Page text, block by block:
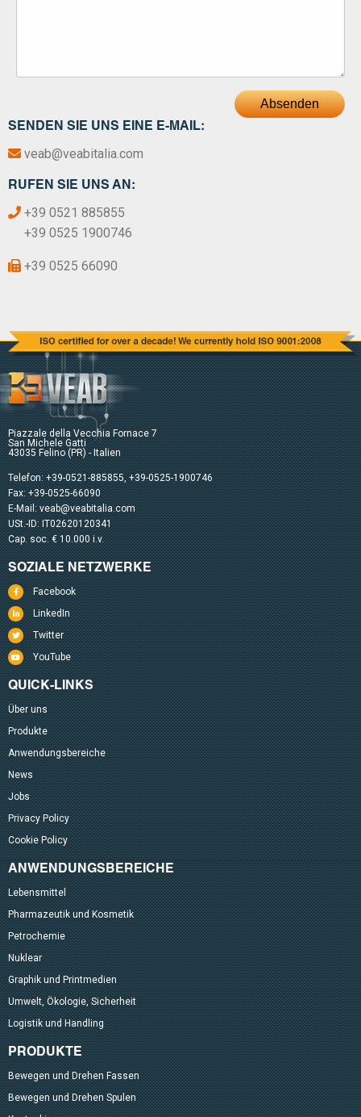
SENDEN SIE UNS EINE E-MAIL:
veab@veabitalia.com
RUFEN SIE UNS AN:
+39 0521 885855
+39 0525 1900746
+39 0525 66090
Absenden
Piazzale della Vecchia Fornace 7
San Michele Gatti
43035 Felino (PR) - Italien
Telefon: +39-0521-885855, +39-0525-1900746
Fax: +39-0525-66090
E-Mail: veab@veabitalia.com
USt.-ID: IT02620120341
Cap. soc. € 10.000 i.v.
SOZIALE NETZWERKE
Facebook
LinkedIn
Twitter
YouTube
QUICK-LINKS
Über uns
Produkte
Anwendungsbereiche
News
Jobs
Privacy Policy
Cookie Policy
ANWENDUNGSBEREICHE
Lebensmittel
Pharmazeutik und Kosmetik
Petrochemie
Nuklear
Graphik und Printmedien
Umwelt, Ökologie, Sicherheit
Logistik und Handling
PRODUKTE
Bewegen und Drehen Fassen
Bewegen und Drehen Spulen